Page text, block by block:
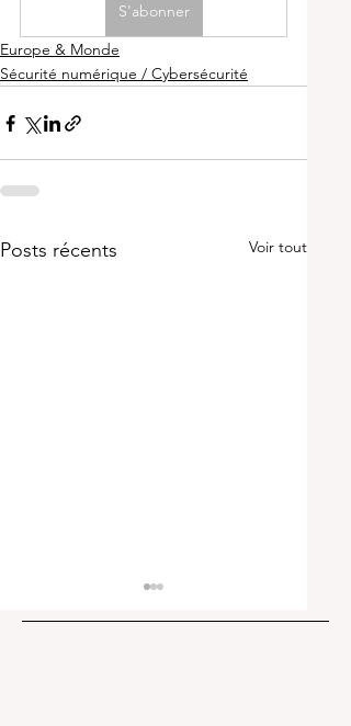
S'abonner
Europe & Monde
Sécurité numérique / Cybersécurité
Posts récents Voir tout